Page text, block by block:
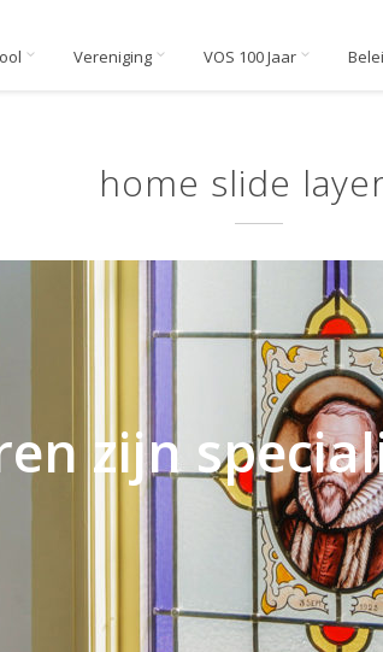
Vereniging VOS 100 Jaar
home slide
zijn